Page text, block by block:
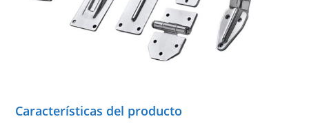
Características del producto